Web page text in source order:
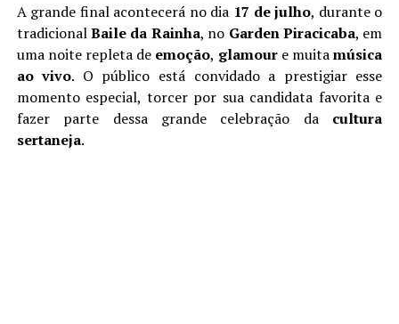
A grande final acontecerá no dia 17 de julho, durante o
tradicionalBaile da Rainha, no Garden Piracicaba, em
uma noite repleta de emoção, glamoure muitamúsica
ao vivo. O público está convidado a prestigiar esse
momento especial, torcer por sua candidata favorita e
fazer parte dessa grande celebração da cultura
sertaneja.